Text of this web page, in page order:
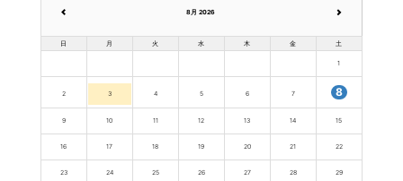
8月 2026
日 月 火 水 木 金 土
1
2 3 4 5 6 7 8
9 10 11 12 13 14 15
16 17 18 19 20 21 22
23 24 25 26 27 28 29